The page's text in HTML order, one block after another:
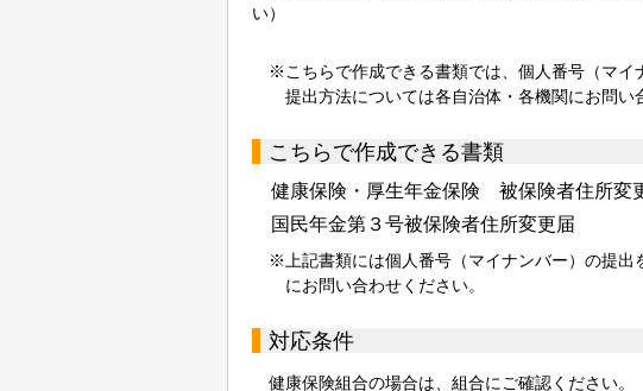
い）
※こちらで作成できる書類では、個人番号（マイ
提出方法については各自治体・各機関にお問い
こちらで作成できる書類
健康保険・厚生年金保険 被保険者住所変
国民年金第３号被保険者住所変更届
※上記書類には個人番号（マイナンバー）の提出
にお問い合わせください。
対応条件
健康保険組合の場合は、組合にご確認ください。